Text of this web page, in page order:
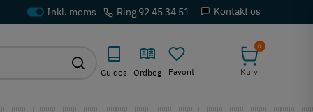
Ring 92 45 34 51 Kontakt os
Guides Ordbog Favorit
0
Kurv